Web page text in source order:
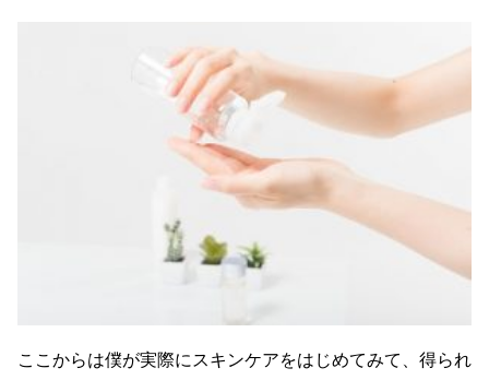
ここからは僕が実際にスキンケアをはじめてみて、得られ